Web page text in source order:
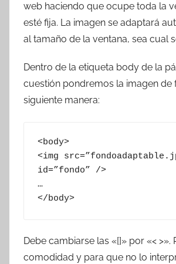
web haciendo que ocupe toda la
esté fija. La imagen se adaptará
al tamaño de la ventana, sea cual
Dentro de la etiqueta body de la
cuestión pondremos la imagen de
siguiente manera:
<body>
<img
id=”fondo” />
…
</body>
Debe cambiarse las «[]» por «< >».
comodidad y para que no lo